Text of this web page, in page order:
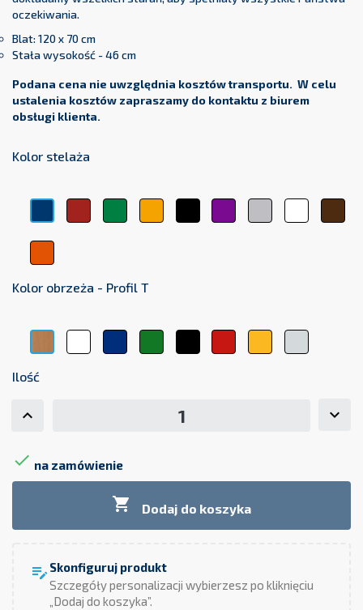
oczekiwania.
Blat: 120 x 70 cm
Stała wysokość - 46 cm
Podana cena nie uwzględnia kosztów transportu. W celu
ustalenia kosztów zapraszamy do kontaktu z biurem
obsługi klienta.
Kolor stelaża
CzerwonyZielonyŻółty Czarny FioletowySrebrnyBiały
Pomarańczowy
Kolor obrzeża - Profil T
Biały NiebieskiZielony Czarny Czerwony
Żółty Szary
Ilość
 na zamówienie
 Dodaj do koszyka
edit_note Skonfiguruj produkt
Szczegóły personalizacji wybierzesz po kliknięciu
„Dodaj do koszyka”.